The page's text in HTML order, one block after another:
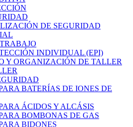
DE SEGURIDAD
INDIVIDUAL (EPI)
Y ORGANIZACIÓN DE TALLER
BATERÍAS DE IONES DE
ÁCIDOS Y ALCÁSIS
BOMBONAS DE GAS
BIDONES